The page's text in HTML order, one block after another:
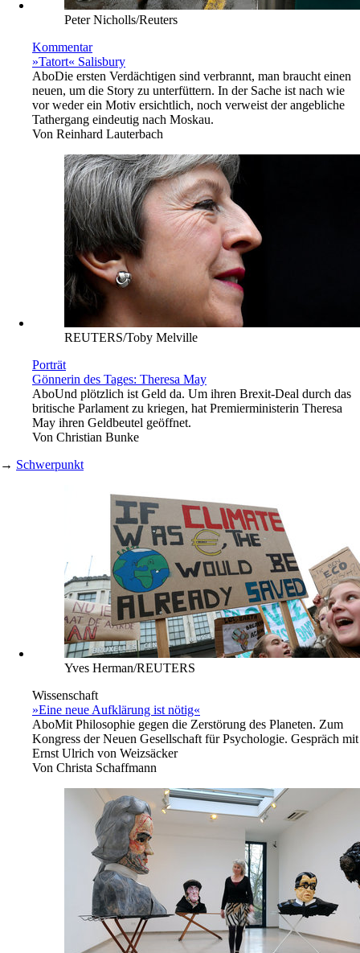
Peter Nicholls/Reuters
Kommentar
»Tatort« Salisbury
AboDie ersten Verdächtigen sind verbrannt, man braucht einen
neuen, um die Story zu unterfüttern. In der Sache ist nach wie
vor weder ein Motiv ersichtlich, noch verweist der angebliche
Tathergang eindeutig nach Moskau.
Von Reinhard Lauterbach
REUTERS/Toby Melville
Porträt
Gönnerin des Tages: Theresa May
AboUnd plötzlich ist Geld da. Um ihren Brexit-Deal durch das
britische Parlament zu kriegen, hat Premierministerin Theresa
May ihren Geldbeutel geöffnet.
Von Christian Bunke
→ Schwerpunkt
Yves Herman/REUTERS
Wissenschaft
»Eine neue Aufklärung ist nötig«
AboMit Philosophie gegen die Zerstörung des Planeten. Zum
Kongress der Neuen Gesellschaft für Psychologie. Gespräch mit
Ernst Ulrich von Weizsäcker
Von Christa Schaffmann